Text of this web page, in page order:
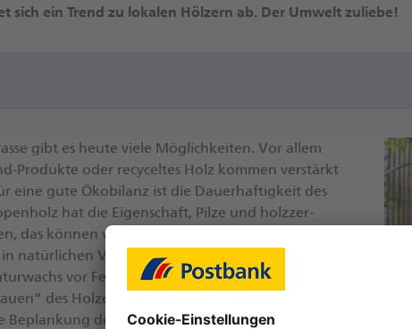
sich ein Trend zu lokalen Hölzern ab. Der Umwelt zuliebe!
gibt es heute viele Mög­lich­keiten. Vor allem
Produkte oder recyceltes Holz kommen verstärkt
eine gute Öko­bilanz ist die Dauer­haftig­keit des
hat die Eigen­schaft, Pilze und holz­zer­
das können viele heimische Hölzer wie die Robinie
natürlichen Ver­fahren, etwa mit Kohle- oder Lein­
vor Feuch­tig­keit ge­schützt und be­ständig
des Holzes ein natür­licher Vor­gang und kein
Be­plankung des Außen­bereichs mit ab­gelagerten